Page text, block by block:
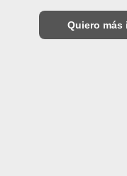
Quiero más